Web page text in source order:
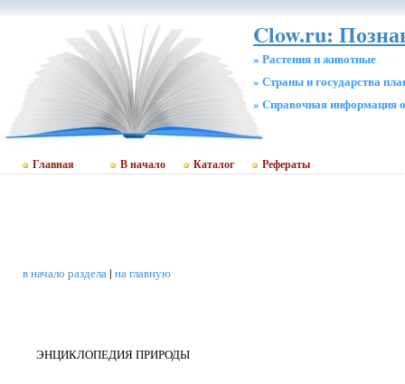
Clow.ru:
» Растения и животные
» Страны и государства
» Cправочная информация
Главная В начало Каталог Рефераты
в начало раздела| на главную
ЭНЦИКЛОПЕДИЯ ПРИРОДЫ